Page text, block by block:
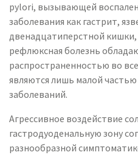
pylori, вызывающей
заболевания как гастрит,
двенадцатиперстной кишки,
рефлюксная болезнь
распространенностью во
являются лишь малой частью
заболеваний.
Агрессивное воздействие
гастродуоденальную зону
разнообразной